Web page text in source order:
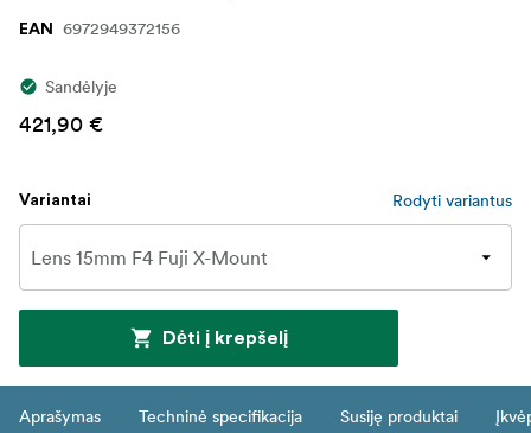
EAN 6972949372156
Sandėlyje
421,90 €
Variantai Rodyti variantus
Dėti į krepšelį
Aprašymas Techninė specifikacija Susiję produktai